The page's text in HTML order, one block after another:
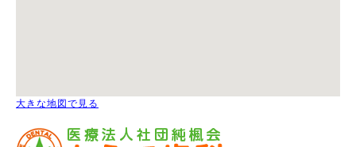
大きな地図で見る